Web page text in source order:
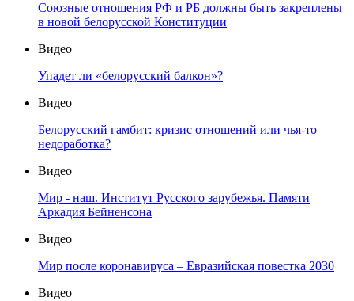
Союзные отношения РФ и РБ должны быть закреплены
в новой белорусской Конституции
Видео
Упадет ли «белорусский балкон»?
Видео
Белорусский гамбит: кризис отношений или чья-то
недоработка?
Видео
Мир - наш. Институт Русского зарубежья. Памяти
Аркадия Бейненсона
Видео
Мир после коронавируса – Евразийская повестка 2030
Видео